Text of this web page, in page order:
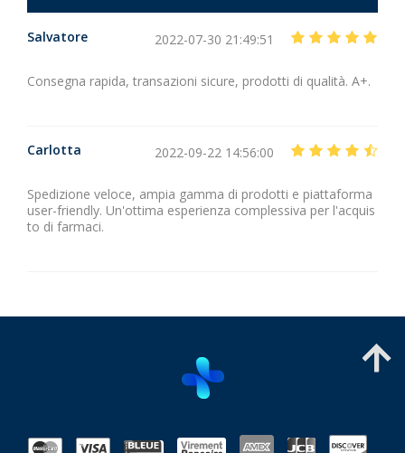
Salvatore 2022-07-30 21:49:51
Consegna rapida, transazioni sicure, prodotti di qualità. A+.
Carlotta 2022-09-22 14:56:00
Spedizione veloce, ampia gamma di prodotti e piattaforma
user-friendly. Un'ottima esperienza complessiva per l'acquis
to di farmaci.